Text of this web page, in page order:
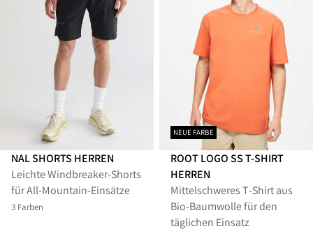
NAL SHORTS HERREN
Leichte Windbreaker-Shorts
für All-Mountain-Einsätze
3 Farben
NEUE FARBE
ROOT LOGO SS T-SHIRT
HERREN
Mittelschweres T‑Shirt aus
Bio-Baumwolle für den
täglichen Einsatz